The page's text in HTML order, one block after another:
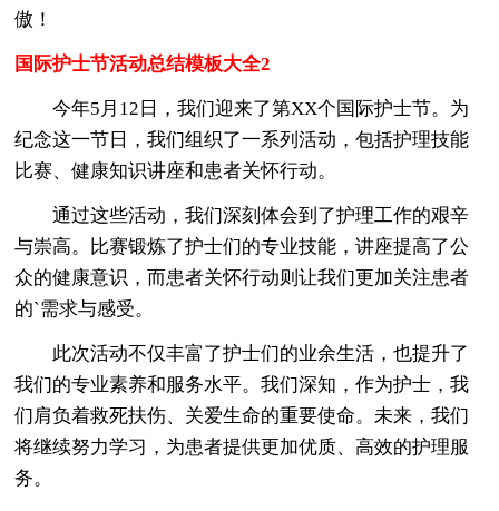
傲！
国际护士节活动总结模板大全2
今年5月12日，我们迎来了第XX个国际护士节。为
纪念这一节日，我们组织了一系列活动，包括护理技能
比赛、健康知识讲座和患者关怀行动。
通过这些活动，我们深刻体会到了护理工作的艰辛
与崇高。比赛锻炼了护士们的专业技能，讲座提高了公
众的健康意识，而患者关怀行动则让我们更加关注患者
的`需求与感受。
此次活动不仅丰富了护士们的业余生活，也提升了
我们的专业素养和服务水平。我们深知，作为护士，我
们肩负着救死扶伤、关爱生命的重要使命。未来，我们
将继续努力学习，为患者提供更加优质、高效的护理服
务。